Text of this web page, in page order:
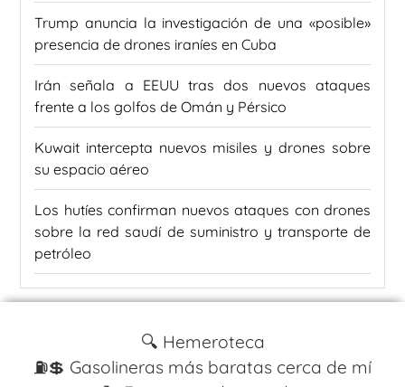
Trump anuncia la investigación de una «posible»
presencia de drones iraníes en Cuba
Irán señala a EEUU tras dos nuevos ataques
frente a los golfos de Omán y Pérsico
Kuwait intercepta nuevos misiles y drones sobre
su espacio aéreo
Los hutíes confirman nuevos ataques con drones
sobre la red saudí de suministro y transporte de
petróleo
🔍 Hemeroteca
⛽️💲 Gasolineras más baratas cerca de mí